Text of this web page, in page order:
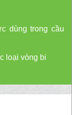
dùng trong cầu
loại vòng bi